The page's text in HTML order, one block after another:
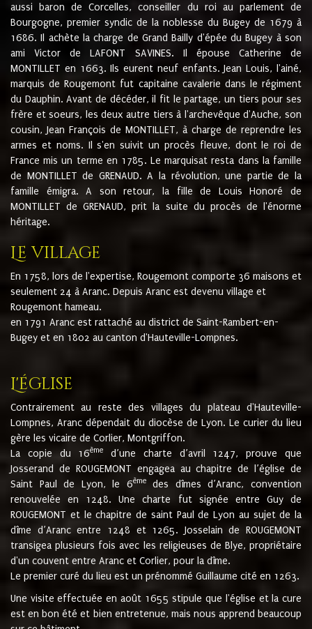
aussi baron de Corcelles, conseiller du roi au parlement de
Bourgogne, premier syndic de la noblesse du Bugey de 1679 à
1686. Il achète la charge de Grand Bailly d'épée du Bugey à son
ami Victor de LAFONT SAVINES. Il épouse Catherine de
MONTILLET en 1663. Ils eurent neuf enfants. Jean Louis, l'ainé,
marquis de Rougemont fut capitaine cavalerie dans le régiment
du Dauphin. Avant de décéder, il fit le partage, un tiers pour ses
frère et soeurs, les deux autre tiers à l'archevêque d'Auche, son
cousin, Jean François de MONTILLET, à charge de reprendre les
armes et noms. Il s'en suivit un procès fleuve, dont le roi de
France mis un terme en 1785. Le marquisat resta dans la famille
de MONTILLET de GRENAUD. A la révolution, une partie de la
famille émigra. A son retour, la fille de Louis Honoré de
MONTILLET de GRENAUD, prit la suite du procès de l'énorme
héritage.
Le village
En 1758, lors de l'expertise, Rougemont comporte 36 maisons et
seulement 24 à Aranc. Depuis Aranc est devenu village et
Rougemont hameau.
en 1791 Aranc est rattaché au district de Saint-Rambert-en-
Bugey et en 1802 au canton d'Hauteville-Lompnes.
L'église
Contrairement au reste des villages du plateau d'Hauteville-
Lompnes, Aranc dépendait du diocèse de Lyon. Le curier du lieu
gère les vicaire de Corlier, Montgriffon.
La copie du 16ème
d’une charte d’avril 1247, prouve que
Josserand de ROUGEMONT engagea au chapitre de l’église de
Saint Paul de Lyon, le 6èmedes dîmes d’Aranc, convention
renouvelée en 1248. Une charte fut signée entre Guy de
ROUGEMONT et le chapitre de saint Paul de Lyon au sujet de la
dîme d’Aranc entre 1248 et 1265. Josselain de ROUGEMONT
transigea plusieurs fois avec les religieuses de Blye, propriétaire
d'un couvent entre Aranc et Corlier, pour la dîme.
Le premier curé du lieu est un prénommé Guillaume cité en 1263.
Une visite effectuée en août 1655 stipule que l'église et la cure
est en bon été et bien entretenue, mais nous apprend beaucoup